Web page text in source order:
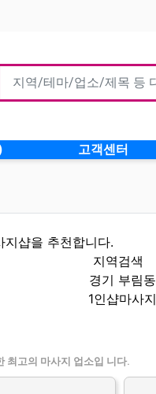
고객센터
샵을 추천합니다.
지역검색
경기 부림동
1인샵마사지
최고의 마사지 업소입 니다.